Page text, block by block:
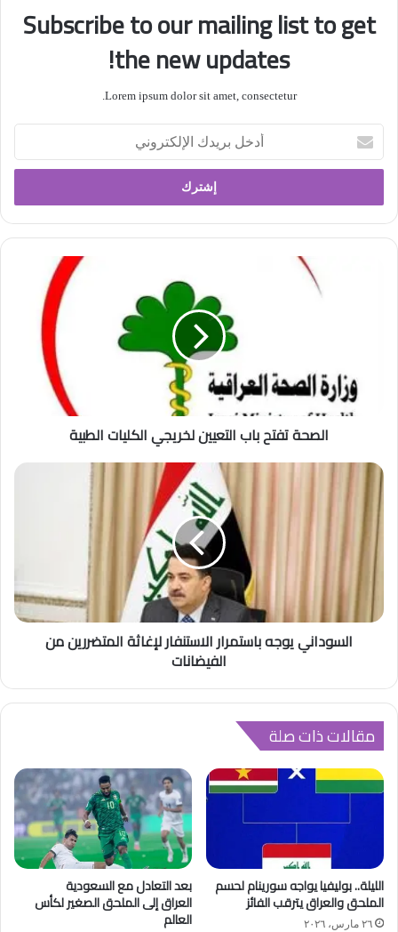
Subscribe to our mailing list to get
the new updates!
Lorem ipsum dolor sit amet, consectetur.
بريدك
الإلكتروني
الصحة تفتح باب التعيين لخريجي الكليات الطبية
السوداني يوجه باستمرار الاستنفار لإغاثة المتضررين من
الفيضانات
مقالات ذات صلة
الليلة.. بوليفيا يواجه سورينام لحسم
الملحق والعراق يترقب الفائز
٢٦ مارس، ٢٠٢٦
بعد التعادل مع السعودية
العراق إلى الملحق الصغير لكأس
العالم